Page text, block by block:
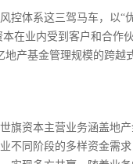
体系这三驾马车，以“
在业内受到客户和合作
产基金管理规模的跨
资本主营业务涵盖地产
不同阶段的多样资金需